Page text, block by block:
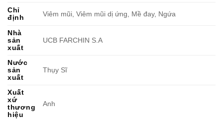
Chỉ
định
Viêm mũi, Viêm mũi dị ứng, Mề đay, Ngứa
Nhà
sản
xuất
UCB FARCHIN S.A
Nước
sản
xuất
Thụy Sĩ
Xuất
xứ
thương
hiệu
Anh